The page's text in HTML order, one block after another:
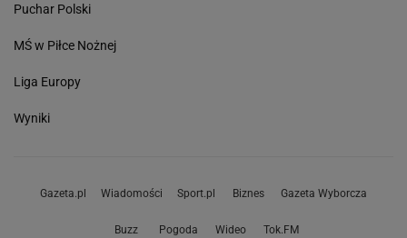
Puchar Polski
MŚ w Piłce Nożnej
Liga Europy
Wyniki
Gazeta.pl Wiadomości Sport.pl Biznes Gazeta Wyborcza
Buzz Pogoda Wideo Tok.FM